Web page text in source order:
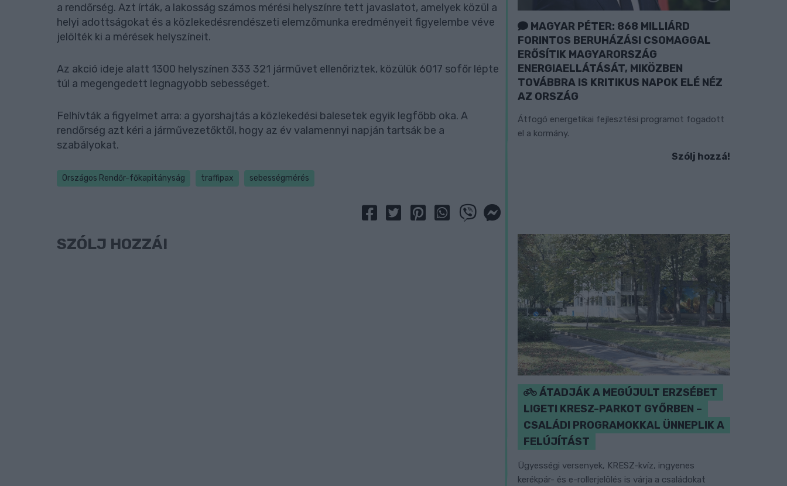
a rendőrség. Azt írták, a lakosság számos mérési helyszínre tett javaslatot, amelyek közül a
helyi adottságokat és a közlekedésrendészeti elemzőmunka eredményeit figyelembe véve
jelölték ki a mérések helyszíneit.
Az akció ideje alatt 1300 helyszínen 333 321 járművet ellenőriztek, közülük 6017 sofőr lépte
túl a megengedett legnagyobb sebességet.
Felhívták a figyelmet arra: a gyorshajtás a közlekedési balesetek egyik legfőbb oka. A
rendőrség azt kéri a járművezetőktől, hogy az év valamennyi napján tartsák be a
szabályokat.
Országos Rendőr-főkapitányság traffipax sebességmérés
SZÓLJ HOZZÁ!
MAGYAR PÉTER: 868 MILLIÁRD
FORINTOS BERUHÁZÁSI CSOMAGGAL
ERŐSÍTIK MAGYARORSZÁG
ENERGIAELLÁTÁSÁT, MIKÖZBEN
TOVÁBBRA IS KRITIKUS NAPOK ELÉ NÉZ
AZ ORSZÁG
Átfogó energetikai fejlesztési programot fogadott
el a kormány.
Szólj hozzá!
ÁTADJÁK A MEGÚJULT ERZSÉBET
LIGETI KRESZ-PARKOT GYŐRBEN –
CSALÁDI PROGRAMOKKAL ÜNNEPLIK A
FELÚJÍTÁST
Ügyességi versenyek, KRESZ-kvíz, ingyenes
kerékpár- és e-rollerjelölés is várja a családokat